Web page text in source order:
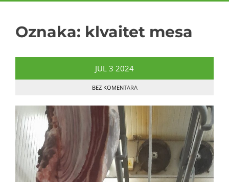
Oznaka: klvaitet mesa
JUL 3 2024
BEZ KOMENTARA